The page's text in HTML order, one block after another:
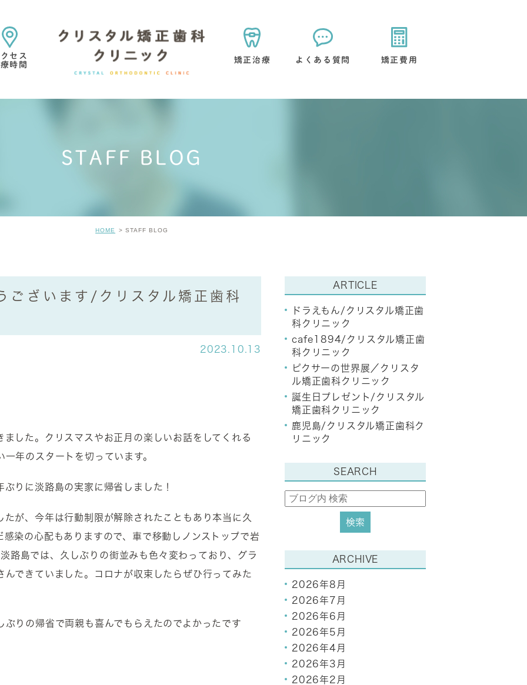
セス
時間
矯正治療
正治療の目的・考え方 矯正専門医院を選ぶ理由
ウスピース型矯正歯科
小児矯正
よくある質問 矯正費用
STAFF BLOG
HOME STAFF BLOG
ございます/クリスタル矯正歯科
2023.10.13
した。クリスマスやお正月の楽しいお話をしてくれる
年のスタートを切っています。
りに淡路島の実家に帰省しました！
が、今年は行動制限が解除されたこともあり本当に久
染の心配もありますので、車で移動しノンストップで岩
島では、久しぶりの街並みも色々変わっており、グラ
できていました。コロナが収束したらぜひ行ってみた
りの帰省で両親も喜んでもらえたのでよかったです
ARTICLE
ドラえもん/クリスタル矯正歯
科クリニック
cafe1894/クリスタル矯正歯
科クリニック
ピクサーの世界展／クリスタ
ル矯正歯科クリニック
誕生日プレゼント/クリスタル
矯正歯科クリニック
鹿児島/クリスタル矯正歯科ク
リニック
SEARCH
ARCHIVE
2026年8月
2026年7月
2026年6月
2026年5月
2026年4月
2026年3月
2026年2月